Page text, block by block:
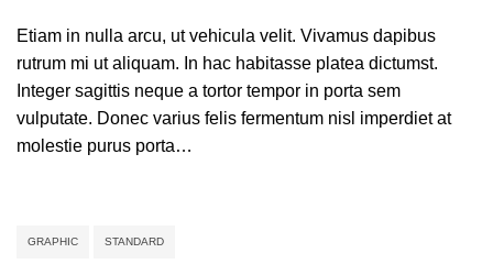
Etiam in nulla arcu, ut vehicula velit. Vivamus dapibus
rutrum mi ut aliquam. In hac habitasse platea dictumst.
Integer sagittis neque a tortor tempor in porta sem
vulputate. Donec varius felis fermentum nisl imperdiet at
molestie purus porta…
GRAPHIC STANDARD